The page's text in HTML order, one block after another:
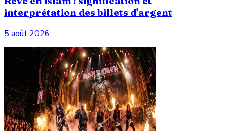
interprétation des billets d'argent
5 août 2026